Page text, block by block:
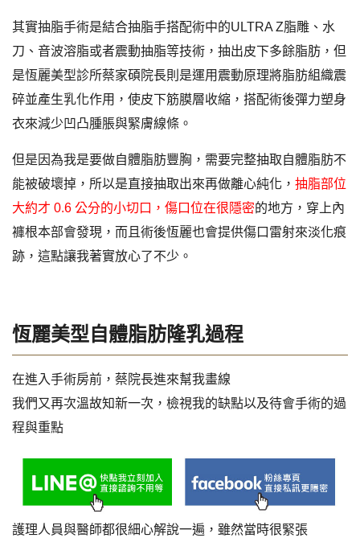
其實抽脂手術是結合抽脂手搭配術中的ULTRA Z脂雕、水
刀、音波溶脂或者震動抽脂等技術，抽出皮下多餘脂肪，但
是恆麗美型診所蔡家碩院長則是運用震動原理將脂肪組織震
碎並產生乳化作用，使皮下筋膜層收縮，搭配術後彈力塑身
衣來減少凹凸腫脹與緊膚線條。
但是因為我是要做自體脂肪豐胸，需要完整抽取自體脂肪不
能被破壞掉，所以是直接抽取出來再做離心純化， 抽脂部位
大約才 0.6 公分的小切口，傷口位在很隱密的地方，穿上內
褲根本部會發現，而且術後恆麗也會提供傷口雷射來淡化痕
跡，這點讓我著實放心了不少。
恆麗美型自體脂肪隆乳過程
在進入手術房前，蔡院長進來幫我畫線
我們又再次溫故知新一次，檢視我的缺點以及待會手術的過
程與重點
護理人員與醫師都很細心解說一遍，雖然當時很緊張